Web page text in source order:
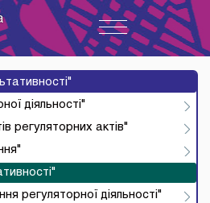
Toggle
navigation
діяльності"
регуляторних актів"
регуляторної діяльності"